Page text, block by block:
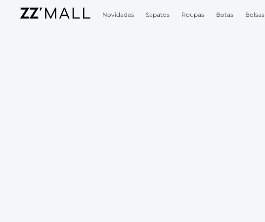
Novidades Sapatos Roupas Botas Bolsas